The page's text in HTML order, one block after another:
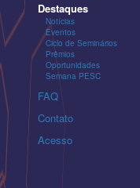
Destaques
Notícias
Eventos
Ciclo de Seminários
Prêmios
Oportunidades
Semana PESC
FAQ
Contato
Acesso